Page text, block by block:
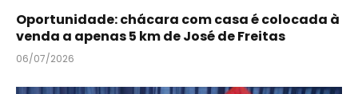
Oportunidade: chácara com casa é colocada à
venda a apenas 5 km de José de Freitas
06/07/2026